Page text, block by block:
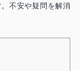
不安や疑問を解消